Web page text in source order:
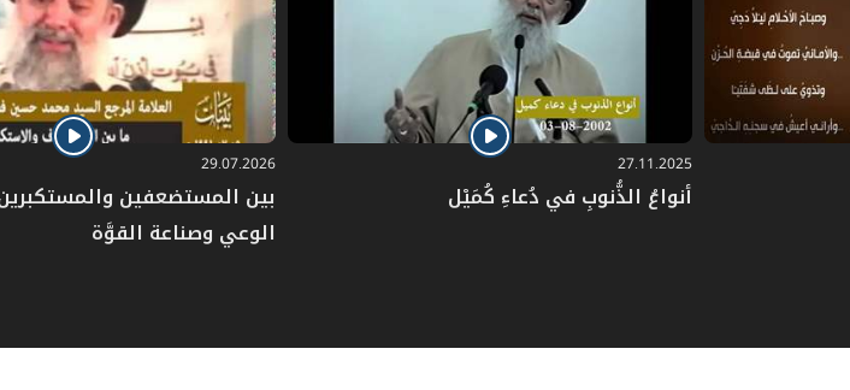
27.11.2025
أنواعُ الذُّنوبِ في دُعاءِ كُمَيْل
29.07.2026
بين المستضعفين
الوعي وصناعة القوَّة